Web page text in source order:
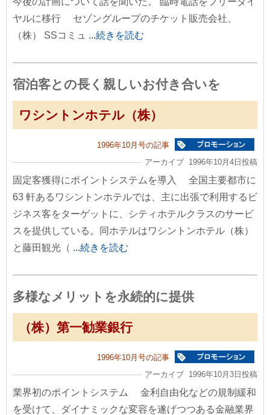
ヤルに移行 セゾングループのチケット販売会社、
（株） SSコミュ ...続きを読む
宿泊客との長く親しいお付き合いを
ワシントンホテル（株）
1996年10月号の記事
アーカイブ 1996年10月4日投稿
固定客獲得にポイントシステムを導入 全国主要都市に
63 軒あるワシントンホテルでは、主に出張で利用するビ
ジネス客をターゲットに、シティホテルクラスのサービ
スを提供している。同ホテルはワシントンホテル（株）
と藤田観光（ ...続きを読む
多様なメリットを永続的に提供
（株）第一勧業銀行
1996年10月号の記事
アーカイブ 1996年10月3日投稿
業界初のポイントシステム 金利自由化などの規制緩和
を受けて、ダイナミックな変容を遂げつつある金融業界